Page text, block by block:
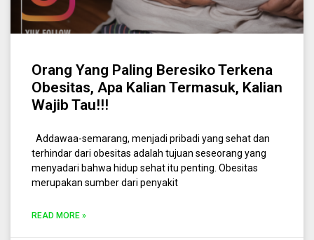
Orang Yang Paling Beresiko Terkena
Obesitas, Apa Kalian Termasuk, Kalian
Wajib Tau!!!
Addawaa-semarang, menjadi pribadi yang sehat dan
terhindar dari obesitas adalah tujuan seseorang yang
menyadari bahwa hidup sehat itu penting. Obesitas
merupakan sumber dari penyakit
READ MORE »